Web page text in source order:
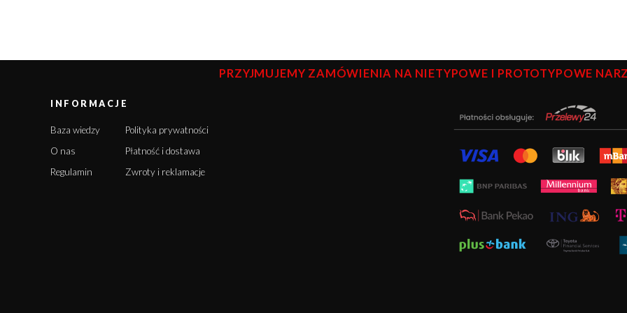
PRZYJMUJEMY ZAMÓWIENIA NA NIETYPOWE I PROTOTYPOWE
INFORMACJE
Baza wiedzy
O nas
Regulamin
Polityka prywatności
Płatność i dostawa
Zwroty i reklamacje